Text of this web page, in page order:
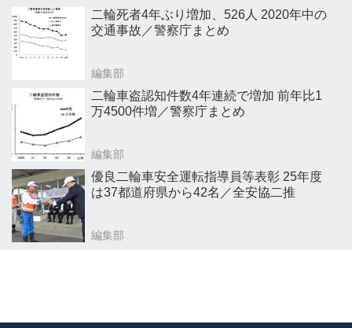
二輪死者4年ぶり増加、526人 2020年中の
交通事故／警察庁まとめ
編集部
二輪車盗認知件数4年連続で増加 前年比1
万4500件増／警察庁まとめ
編集部
優良二輪車安全運転指導員等表彰 25年度
は37都道府県から42名／全安協二推
編集部